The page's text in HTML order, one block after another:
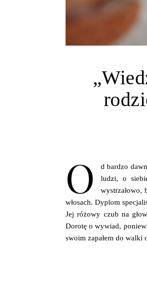
O
d bardzo
ludzi, o
wystrzałowo,
włosach. Dyplom
Jej różowy czub na
Dorotę o wywiad,
swoim zapałem do